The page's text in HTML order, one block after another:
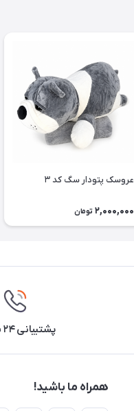
عروسک پتودار سگ کد ۳
2,000,000 تومان
پشتیبانی ۲۴ ساعته
همراه ما باشید!